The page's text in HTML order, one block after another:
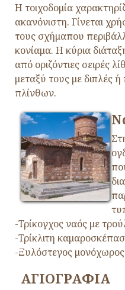
Η τοιχοδομία
ακανόνιστη. Γίνεται
τους σχήμαπου
κονίαμα. Η κύρια
από οριζόντιες σειρές
μεταξύ τους με διπλές ή
πλίνθων.
-Τρίκογχος ναός με
-Τρίκλιτη
-Ξυλόστεγος μονόχωρος
ΑΓΙΟΓΡΑΦΙΑ